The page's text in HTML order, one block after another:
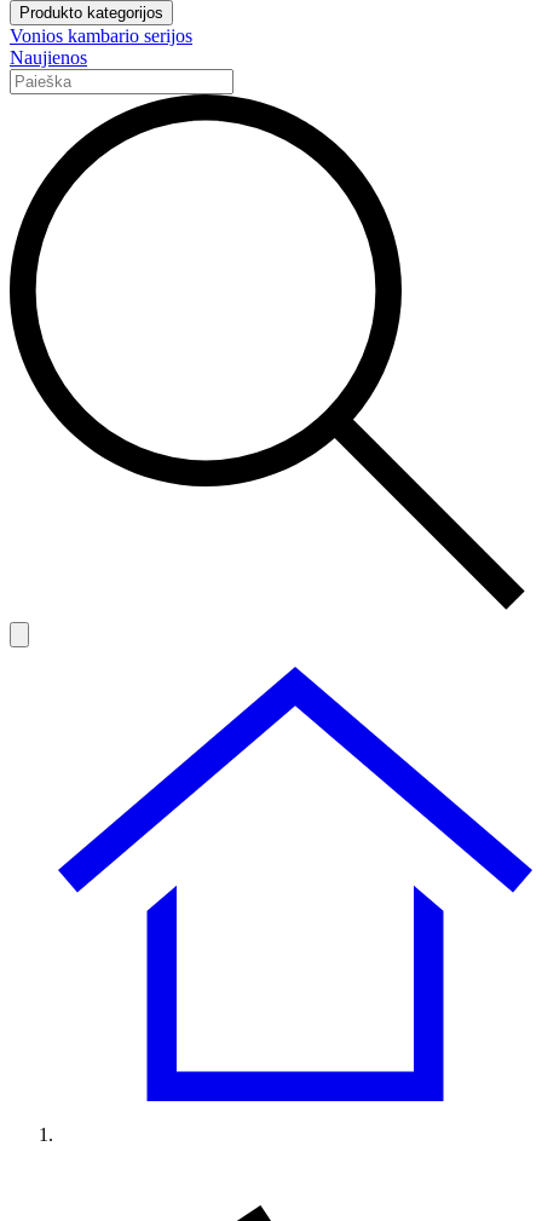
Produkto kategorijos
Vonios kambario serijos
Naujienos